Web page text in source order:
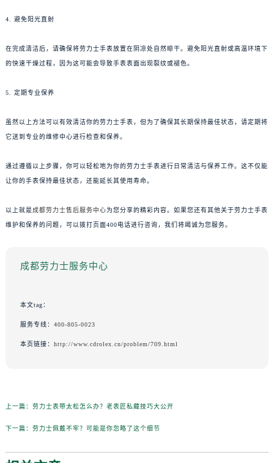
4. 避免阳光直射
在完成清洁后，请确保将劳力士手表放置在阴凉处自然晾干。避免阳光直射或高温环境下
的快速干燥过程，因为这可能会导致手表表面出现裂纹或褪色。
5. 定期专业保养
虽然以上方法可以有效清洁你的劳力士手表，但为了确保其长期保持最佳状态，请定期将
它送到专业的维修中心进行检查和保养。
通过遵循以上步骤，你可以轻松地为你的劳力士手表进行日常清洁与保养工作。这不仅能
让你的手表保持最佳状态，还能延长其使用寿命。
以上就是成都劳力士售后服务中心为您分享的精彩内容。如果您还有其他关于劳力士手表
维护和保养的问题，可以拨打页面400电话进行咨询，我们将竭诚为您服务。
成都劳力士服务中心
本文tag：
服务专线： 400-805-0023
本页链接： http://www.cdrolex.cn/problem/709.html
上一篇： 劳力士表带太松怎么办？老表匠私藏技巧大公开
下一篇： 劳力士佩戴不牢？可能是你忽略了这个细节